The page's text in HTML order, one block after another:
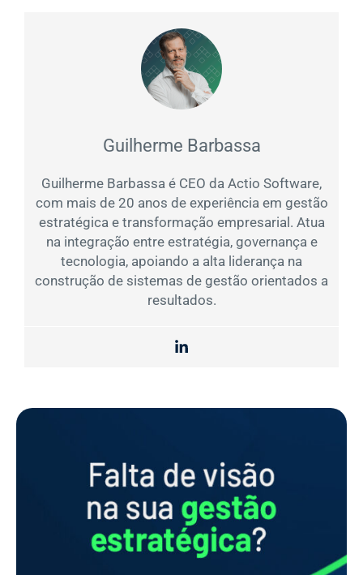
Guilherme Barbassa
Guilherme Barbassa é CEO da Actio Software,
com mais de 20 anos de experiência em gestão
estratégica e transformação empresarial. Atua
na integração entre estratégia, governança e
tecnologia, apoiando a alta liderança na
construção de sistemas de gestão orientados a
resultados.